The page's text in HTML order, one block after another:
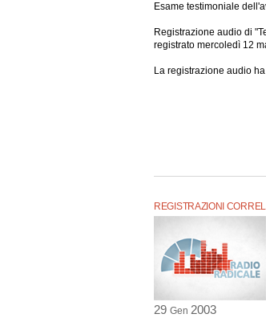
Esame testimoniale
Registrazione audio di
registrato mercoledì 12
La registrazione audio
REGISTRAZIONI
29 Gen 2003